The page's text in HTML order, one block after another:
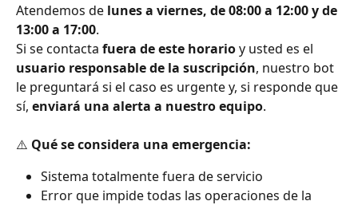
Atendemos de lunes a viernes, de 08:00 a 12:00 y de
13:00 a 17:00.
Si se contacta fuera de este horario y usted es el
usuario responsable de la suscripción, nuestro bot
le preguntará si el caso es urgente y, si responde que
sí, enviará una alerta a nuestro equipo.
⚠️ Qué se considera una emergencia:
Sistema totalmente fuera de servicio
Error que impide todas las operaciones de la